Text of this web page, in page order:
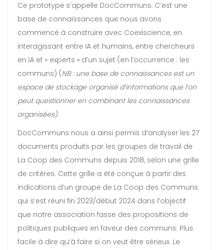
Ce prototype s’appelle DocCommuns. C’est une
base de connaissances que nous avons
commencé à construire avec Coexiscience, en
interagissant entre IA et humains, entre chercheurs
en IA et « experts » d’un sujet (en l’occurrence : les
communs) (NB : une base de connaissances est un
espace de stockage organisé d’informations que l’on
peut questionner en combinant les connaissances
organisées).
DocCommuns nous a ainsi permis d’analyser les 27
documents produits par les groupes de travail de
La Coop des Communs depuis 2018, selon une grille
de critères. Cette grille a été conçue à partir des
indications d’un groupe de La Coop des Communs
qui s’est réuni fin 2023/début 2024 dans l’objectif
que notre association fasse des propositions de
politiques publiques en faveur des communs. Plus
facile à dire qu’à faire si on veut être sérieux. Le